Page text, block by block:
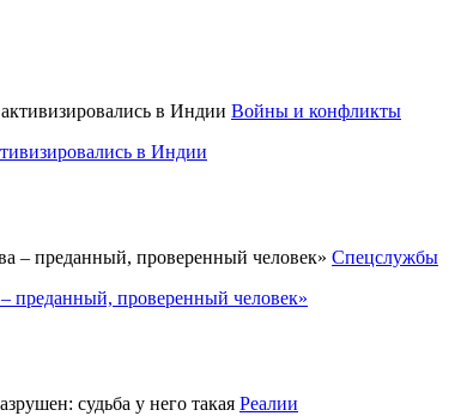
Войны и конфликты
в Индии
Спецслужбы
преданный, проверенный человек»
Реалии